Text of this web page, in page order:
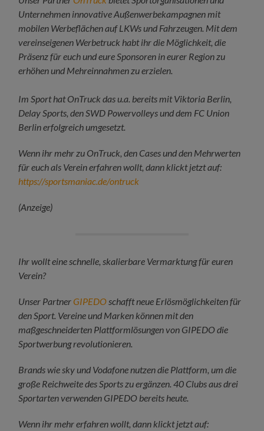
Unternehmen innovative Außenwerbekampagnen mit
mobilen Werbeflächen auf LKWs und Fahrzeugen. Mit dem
vereinseigenen Werbetruck habt ihr die Möglichkeit, die
Präsenz für euch und eure Sponsoren in eurer Region zu
erhöhen und Mehreinnahmen zu erzielen.
Im Sport hat OnTruck das u.a. bereits mit Viktoria Berlin,
Delay Sports, den SWD Powervolleys und dem FC Union
Berlin erfolgreich umgesetzt.
Wenn ihr mehr zu OnTruck, den Cases und den Mehrwerten
für euch als Verein erfahren wollt, dann klickt jetzt auf:
https://sportsmaniac.de/ontruck
(Anzeige)
Ihr wollt eine schnelle, skalierbare Vermarktung für euren
Verein?
Unser Partner GIPEDOschafft neue Erlösmöglichkeiten für
den Sport. Vereine und Marken können mit den
maßgeschneiderten Plattformlösungen von GIPEDO die
Sportwerbung revolutionieren.
Brands wie sky und Vodafone nutzen die Plattform, um die
große Reichweite des Sports zu ergänzen. 40 Clubs aus drei
Sportarten verwenden GIPEDO bereits heute.
Wenn ihr mehr erfahren wollt, dann klickt jetzt auf: